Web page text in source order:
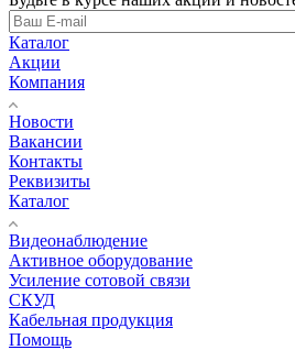
Каталог
Акции
Компания
Новости
Вакансии
Контакты
Реквизиты
Каталог
Видеонаблюдение
Активное оборудование
Усиление сотовой связи
СКУД
Кабельная продукция
Помощь